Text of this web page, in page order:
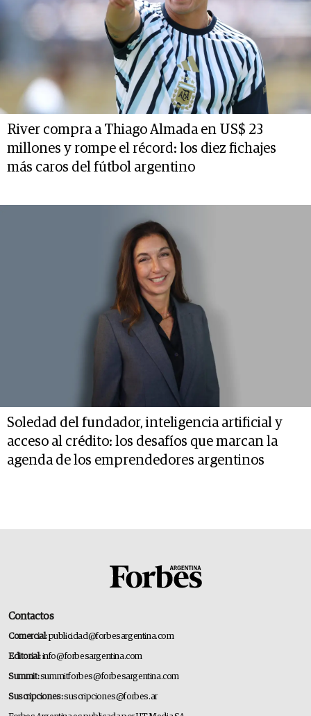
River compra a Thiago Almada en US$ 23
millones y rompe el récord: los diez fichajes
más caros del fútbol argentino
Soledad del fundador, inteligencia artificial y
acceso al crédito: los desafíos que marcan la
agenda de los emprendedores argentinos
Contactos
Comercial:publicidad@forbesargentina.com
Editorial:info@forbesargentina.com
Summit:summitforbes@forbesargentina.com
Suscripciones:suscripciones@forbes.ar